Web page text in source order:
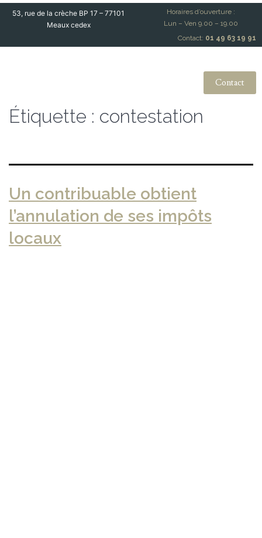
53, rue de la crèche BP 17 – 77101
Meaux cedex
Horaires d’ouverture :
Lun – Ven 9.00 – 19.00
Contact: 01 49 63 19 91
Contact
Étiquette : contestation
Un contribuable obtient
l’annulation de ses impôts
locaux